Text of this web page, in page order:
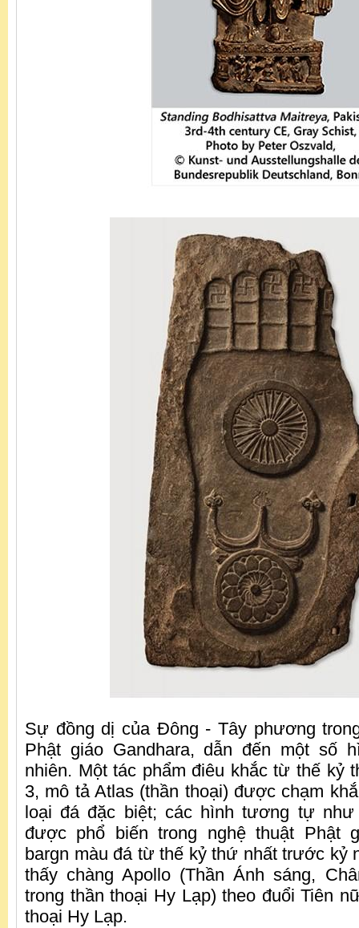
Sự đồng dị của Đông - Tây phương
Phật giáo Gandhara, dẫn đến một số
nhiên. Một tác phẩm điêu khắc từ thế kỷ
3, mô tả Atlas (thần thoại) được chạm
loại đá đặc biệt; các hình tương tự
được phổ biến trong nghệ thuật Phật
bargn màu đá từ thế kỷ thứ nhất trước kỷ
thấy chàng Apollo (Thần Ánh sáng,
trong thần thoại Hy Lạp) theo đuổi Tiên
thoại Hy Lạp.